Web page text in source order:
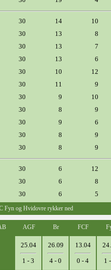
30 14
10
30 13
8
30 13
7
30 13
6
30 10
12
30 11
9
30 9
10
30 8
9
30 9
6
30 8
9
30 8 9
30 6
12
30 6
8
30 6 5
Fyn og Hvidovre rykker ned
AGF Br FCF
25.04
1 - 3
26.09
4 - 0
13.04
0 - 4 1